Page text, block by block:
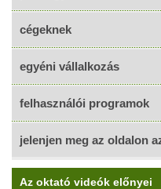
cégeknek
egyéni vállalkozás
felhasználói programok
jelenjen meg az oldalon
Az oktató videók előnyei